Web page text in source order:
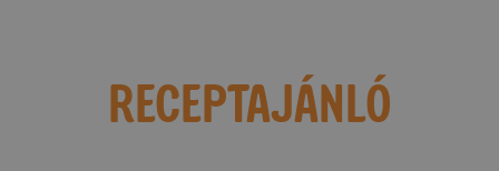
RECEPTAJÁNLÓ